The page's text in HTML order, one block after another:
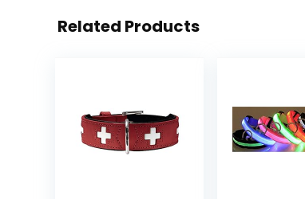
Related Products